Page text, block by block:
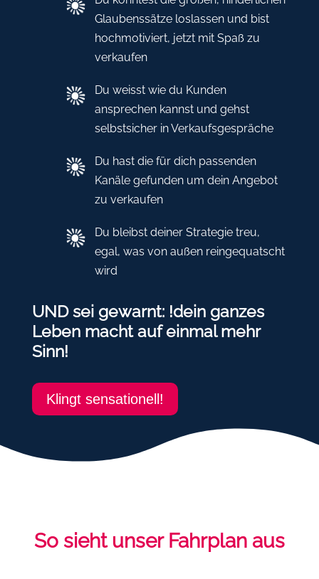
Glaubenssätze loslassen und bist
hochmotiviert, jetzt mit Spaß zu
verkaufen
Du weisst wie du Kunden
ansprechen kannst und gehst
selbstsicher in Verkaufsgespräche
Du hast die für dich passenden
Kanäle gefunden um dein Angebot
zu verkaufen
Du bleibst deiner Strategie treu,
egal, was von außen reingequatscht
wird
UND sei gewarnt: !dein ganzes
Leben macht auf einmal mehr
Sinn!
Klingt sensationell!
So sieht unser Fahrplan aus